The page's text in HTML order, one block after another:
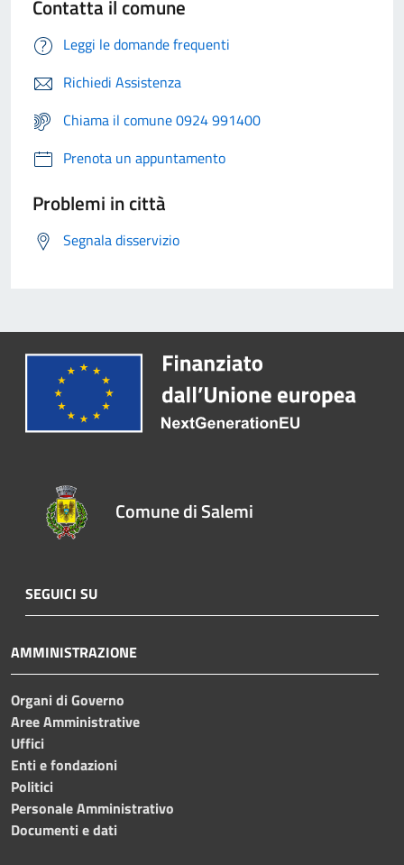
Contatta il comune
Leggi le domande frequenti
Richiedi Assistenza
Chiama il comune 0924 991400
Prenota un appuntamento
Problemi in città
Segnala disservizio
Comune di Salemi
SEGUICI SU
AMMINISTRAZIONE
Organi di Governo
Aree Amministrative
Uffici
Enti e fondazioni
Politici
Personale Amministrativo
Documenti e dati